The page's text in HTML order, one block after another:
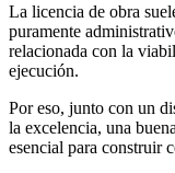
La licencia de obra
puramente
relacionada con la
ejecución.
Por eso, junto con un
la excelencia, una
esencial para construir